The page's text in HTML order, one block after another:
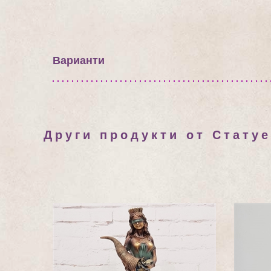
Варианти
Други продукти от